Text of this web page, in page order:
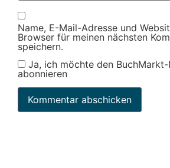
Name, E-Mail-Adresse und
Browser für meinen nächsten
speichern.
Ja, ich möchte den
abonnieren